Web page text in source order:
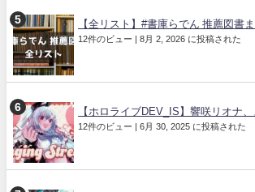
【全リスト】#書庫らでん 推薦図書
12件のビュー | 8月 2, 2026 に投稿された
【ホロライブDEV_IS】響咲リオナ、
12件のビュー | 6月 30, 2025 に投稿された